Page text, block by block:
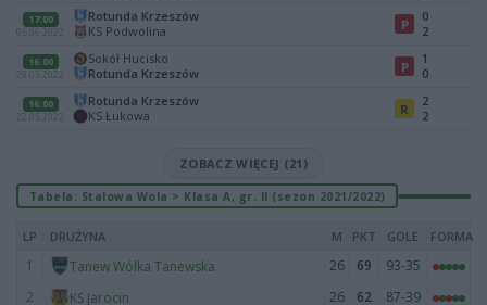
17:00
05.06.2022
Rotunda Krzeszów
KS Podwolina
P
0
2
16:00
29.05.2022
Sokół Hucisko
Rotunda Krzeszów
P
1
0
16:00
22.05.2022
Rotunda Krzeszów
KS Łukowa
R
2
2
ZOBACZ WIĘCEJ (21)
Tabela: Stalowa Wola > Klasa A, gr. II (sezon 2021/2022)
LP DRUŻYNA M PKT GOLE FORMA
1 Tanew Wólka Tanewska 26 69
93-35
2
KS Jarocin 26 62 87-39